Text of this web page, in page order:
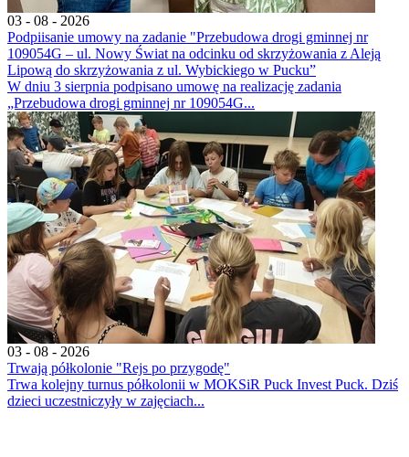
03 - 08 - 2026
Podpiisanie umowy na zadanie "Przebudowa drogi gminnej nr
109054G – ul. Nowy Świat na odcinku od skrzyżowania z Aleją
Lipową do skrzyżowania z ul. Wybickiego w Pucku”
W dniu 3 sierpnia podpisano umowę na realizację zadania
„Przebudowa drogi gminnej nr 109054G...
03 - 08 - 2026
Trwają półkolonie "Rejs po przygodę"
Trwa kolejny turnus półkolonii w MOKSiR Puck Invest Puck. Dziś
dzieci uczestniczyły w zajęciach...